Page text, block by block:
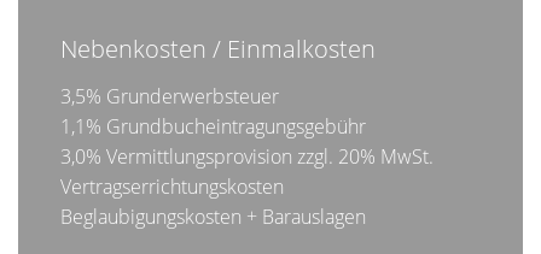
Nebenkosten / Einmalkosten
3,5% Grunderwerbsteuer
1,1% Grundbucheintragungsgebühr
3,0% Vermittlungsprovision zzgl. 20% MwSt.
Vertragserrichtungskosten
Beglaubigungskosten + Barauslagen